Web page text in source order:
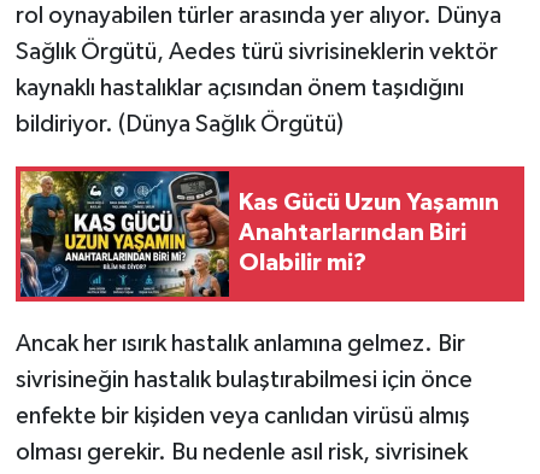
rol oynayabilen türler arasında yer alıyor. Dünya
Sağlık Örgütü, Aedes türü sivrisineklerin vektör
kaynaklı hastalıklar açısından önem taşıdığını
bildiriyor. (Dünya Sağlık Örgütü⁠)
Kas Gücü Uzun Yaşamın
Anahtarlarından Biri
Olabilir mi?
Ancak her ısırık hastalık anlamına gelmez. Bir
sivrisineğin hastalık bulaştırabilmesi için önce
enfekte bir kişiden veya canlıdan virüsü almış
olması gerekir. Bu nedenle asıl risk, sivrisinek